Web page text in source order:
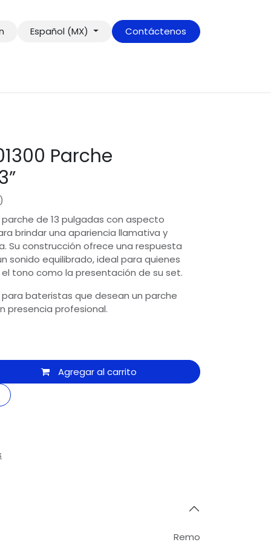
Español (MX) Contáctenos
Parche
parche de 13 pulgadas con aspecto
brindar una apariencia llamativa y
Su construcción ofrece una respuesta
sonido equilibrado, ideal para quienes
tono como la presentación de su set.
bateristas que desean un parche
presencia profesional.
Agregar al carrito
Remo